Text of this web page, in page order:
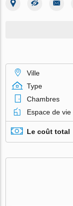
Ville
Type
Chambres
Espace de vie
Le coût total